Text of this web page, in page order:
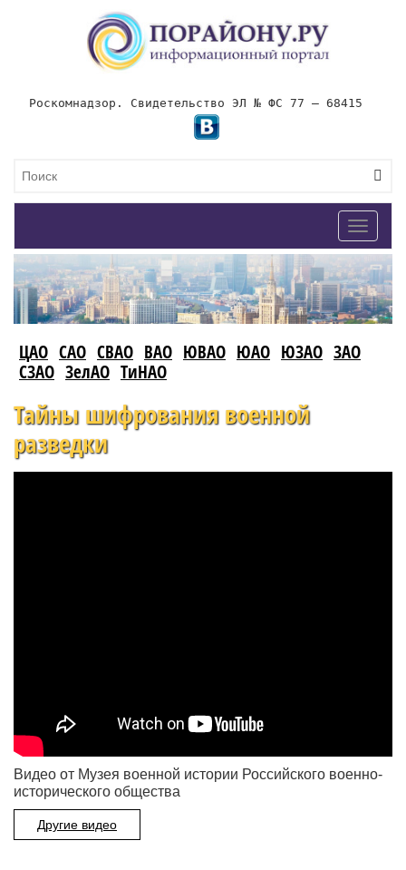
Роскомнадзор. Свидетельство ЭЛ № ФС 77 – 68415
Toggle
ЦАО САО СВАО ВАО ЮВАО ЮАО ЮЗАО ЗАО
СЗАО ЗелАО ТиНАО
Тайны шифрования военной
разведки
Видео от Музея военной истории Российского военно-
исторического общества
Другие видео